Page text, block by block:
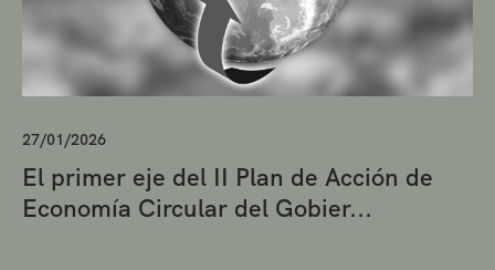
27/01/2026
El primer eje del II Plan de Acción de
Economía Circular del Gobier...